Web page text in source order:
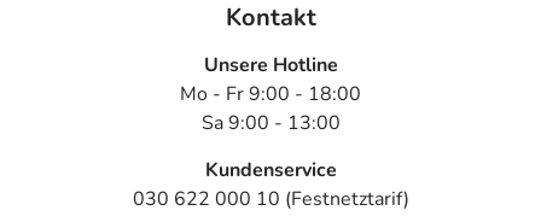
Nebenwirkungen berücksichtigt, die bei mindestens
Kinder,
1 Tablette
Kontakt
Unsere Hotline
Mo - Fr 9:00 - 18:00
Sa 9:00 - 13:00
Kundenservice
030 622 000 10 (Festnetztarif)